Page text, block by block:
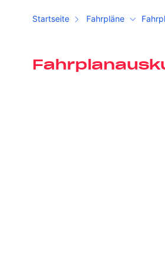
Startseite Fahrpläne